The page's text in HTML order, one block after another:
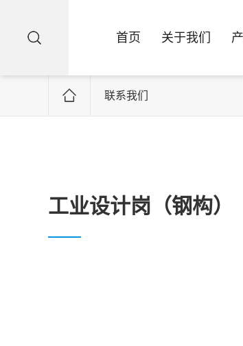
首页 关于我们
联系我们
工业设计岗（钢构）